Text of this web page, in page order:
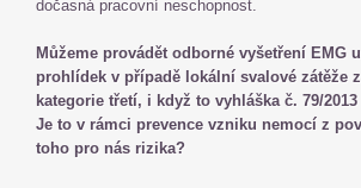
dočasná pracovní neschopnost.
Můžeme provádět odborné vyšetření EMG
prohlídek v případě lokální svalové zátěže
kategorie třetí, i když to vyhláška č. 79/
Je to v rámci prevence vzniku nemocí z
toho pro nás rizika?